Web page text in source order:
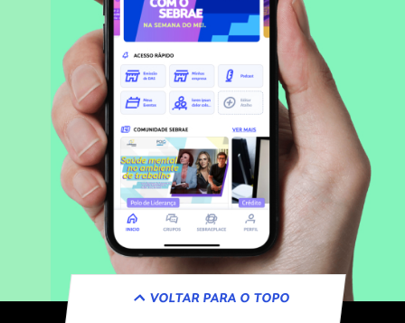
VOLTAR PARA O TOPO